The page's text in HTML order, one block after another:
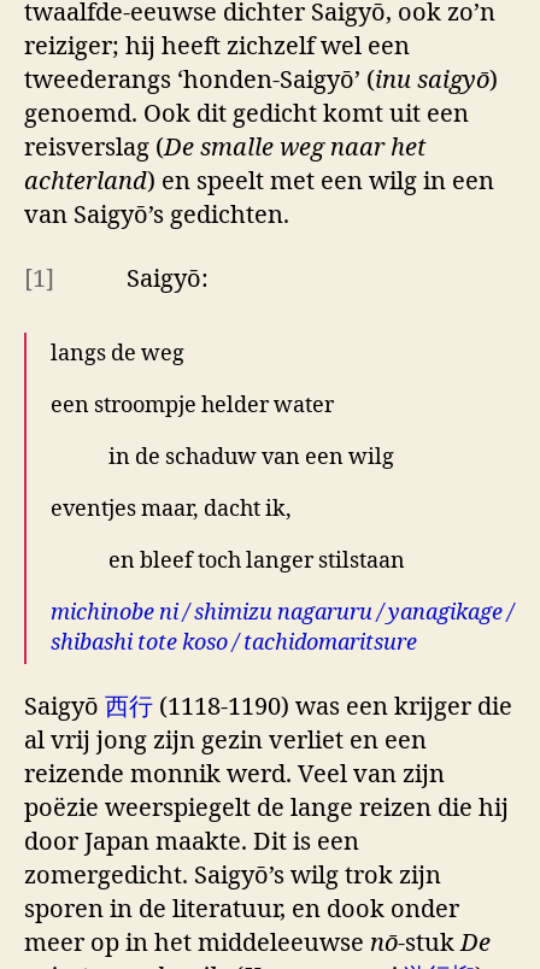
twaalfde-eeuwse dichter Saigyō, ook zo’n
reiziger; hij heeft zichzelf wel een
tweederangs ‘honden-Saigyō’ (inu saigyō)
genoemd. Ook dit gedicht komt uit een
reisverslag (De smalle weg naar het
achterland) en speelt met een wilg in een
van Saigyō’s gedichten.
[1] Saigyō:
langs de weg
een stroompje helder water
in de schaduw van een wilg
eventjes maar, dacht ik,
en bleef toch langer stilstaan
michinobe ni / shimizu nagaruru / yanagikage /
shibashi tote koso / tachidomaritsure
Saigyō 西行 (1118-1190) was een krijger die
al vrij jong zijn gezin verliet en een
reizende monnik werd. Veel van zijn
poëzie weerspiegelt de lange reizen die hij
door Japan maakte. Dit is een
zomergedicht. Saigyō’s wilg trok zijn
sporen in de literatuur, en dook onder
meer op in het middeleeuwse nō-stukDe